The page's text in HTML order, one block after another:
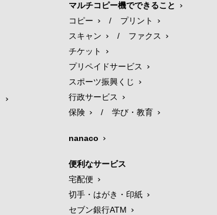
マルチコピー機でできること
コピー
/
プリント
スキャン
/
ファクス
チケット
プリペイドサービス
スポーツ振興くじ
行政サービス
保険
/ 学び・教育
nanaco
便利なサービス
宅配便
切手・はがき・印紙
セブン銀行ATM